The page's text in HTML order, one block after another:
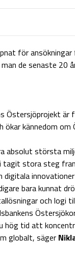
för
de senaste 20
Östersjöprojekt
ökar kännedom
absolut största
stora steg
digitala
bara kunnat
och logi
hög tid att
globalt, säger